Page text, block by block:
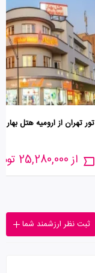
تور تهران از ارومیه هتل بهار
از 25,280,000 تومان
ثبت نظر ارزشمند شما